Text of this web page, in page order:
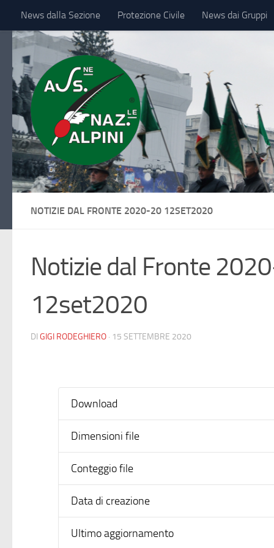
Sotto il contenuto
News dalla Sezione Protezione Civile News dai Gruppi
IL VESSILLO
NOTIZIE DAL FRONTE 2020-20 12SET2020
Notizie dal Fronte
12set2020
DI GIGI RODEGHIERO · 15 SETTEMBRE 2020
Download
Dimensioni file
Conteggio file
Data di creazione
Ultimo aggiornamento